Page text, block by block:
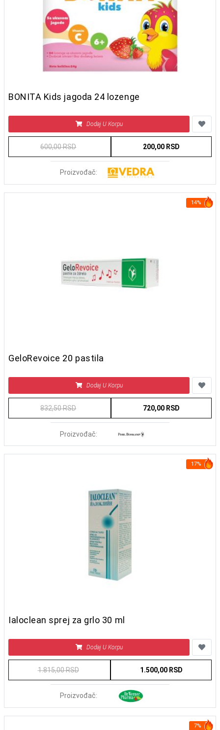
BONITA Kids jagoda 24 lozenge
Dodaj U Korpu
600,00 RSD 200,00 RSD
Proizvođač:
14%
GeloRevoice 20 pastila
Dodaj U Korpu
832,50 RSD 720,00 RSD
Proizvođač:
17%
Ialoclean sprej za grlo 30 ml
Dodaj U Korpu
1.815,00 RSD 1.500,00 RSD
Proizvođač:
7%